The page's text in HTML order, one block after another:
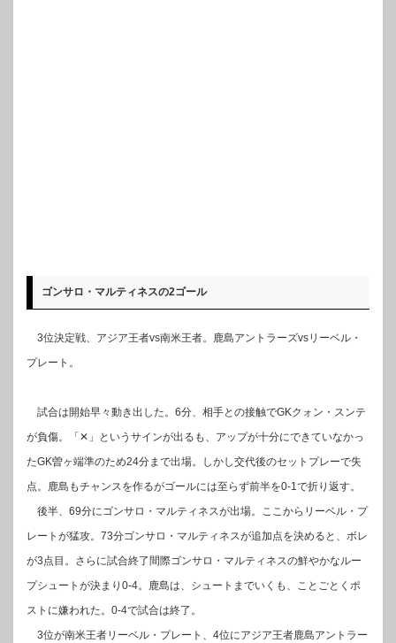
ゴンサロ・マルティネスの2ゴール
3位決定戦、アジア王者vs南米王者。鹿島アントラーズvsリーベル・
プレート。
試合は開始早々動き出した。6分、相手との接触でGKクォン・スンテ
が負傷。「✕」というサインが出るも、アップが十分にできていなかっ
たGK曽ヶ端準のため24分まで出場。しかし交代後のセットプレーで失
点。鹿島もチャンスを作るがゴールには至らず前半を0-1で折り返す。
後半、69分にゴンサロ・マルティネスが出場。ここからリーベル・プ
レートが猛攻。73分ゴンサロ・マルティネスが追加点を決めると、ボレ
が3点目。さらに試合終了間際ゴンサロ・マルティネスの鮮やかなルー
プシュートが決まり0-4。鹿島は、シュートまでいくも、ことごとくポ
ストに嫌われた。0-4で試合は終了。
3位が南米王者リーベル・プレート、4位にアジア王者鹿島アントラー